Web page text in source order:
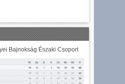
Bajnokság Északi Csoport